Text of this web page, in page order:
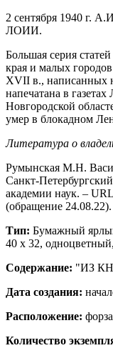
2 сентября 1940 г.
ЛОИИ.
Большая серия
края и малых
XVII в., написанных
напечатана в
Новгородской
умер в блокадном
Литература о
Румынская М.Н.
Санкт-
академии наук. –
(обращение 24.08.22).
Тип: Бумажный
40 х 32,
Содержание: "ИЗ
Дата создания:
Расположение:
Количество